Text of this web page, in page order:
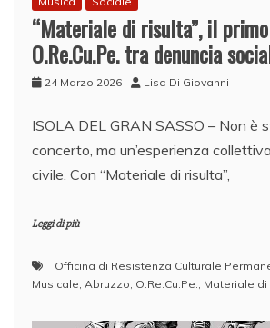
“Materiale di risulta”, il
O.Re.Cu.Pe. tra denuncia
24 Marzo 2026 Lisa Di Giovanni
ISOLA DEL GRAN SASSO – Non è
concerto, ma un’esperienza
civile. Con “Materiale di risulta”,
Leggi di più
Officina di Resistenza Culturale
Musicale Abruzzo O.Re.Cu.Pe. Materiale di